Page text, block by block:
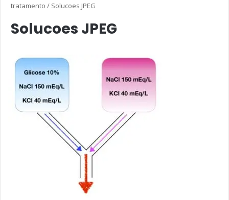
tratamento / Solucoes JPEG
Solucoes JPEG